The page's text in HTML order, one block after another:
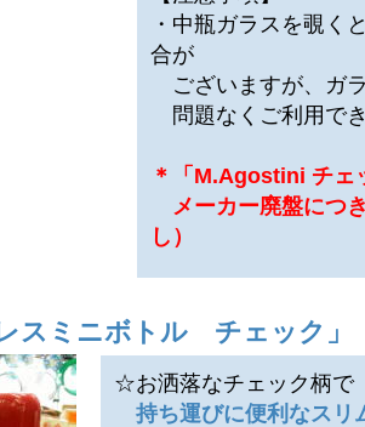
・中瓶ガラスを覗く
合が
ございますが、ガ
問題なくご利用で
＊「M.Agostini チェ
メーカー廃盤につ
し）
スミニボトル チェック 」
☆お洒落なチェック柄で
持ち運びに便利なスリ